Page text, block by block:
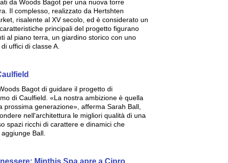
da Woods Bagot per una nuova torre
Il complesso, realizzato da Hertshten
risalente al XV secolo, ed è considerato un
principali del progetto figurano
al piano terra, un giardino storico con uno
uffici di classe A.
Bagot di guidare il progetto di
di Caulfield. «La nostra ambizione è quella
generazione», afferma Sarah Ball,
nell'architettura le migliori qualità di una
spazi ricchi di carattere e dinamici che
Ball.
Minthis Spa apre a Cipro